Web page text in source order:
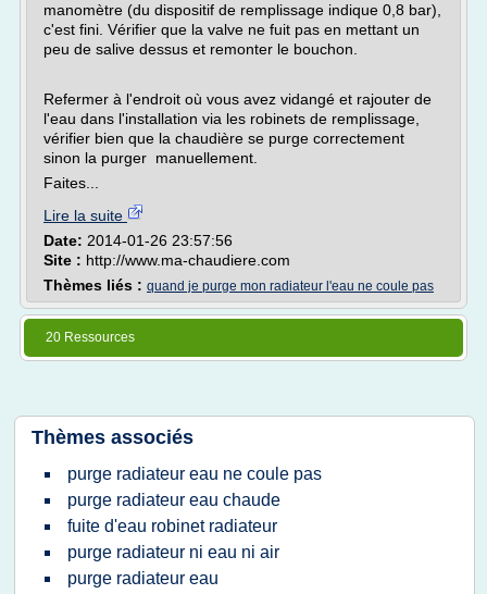
manomètre (du dispositif de remplissage indique 0,8 bar),
c'est fini. Vérifier que la valve ne fuit pas en mettant un
peu de salive dessus et remonter le bouchon.
Refermer à l'endroit où vous avez vidangé et rajouter de
l'eau dans l'installation via les robinets de remplissage,
vérifier bien que la chaudière se purge correctement
sinon la purger manuellement.
Faites...
Lire la suite
Date: 2014-01-26 23:57:56
Site : http://www.ma-chaudiere.com
Thèmes liés : quand je purge mon radiateur l'eau ne coule pas
20 Ressources
Thèmes associés
purge radiateur eau ne coule pas
purge radiateur eau chaude
fuite d'eau robinet radiateur
purge radiateur ni eau ni air
purge radiateur eau